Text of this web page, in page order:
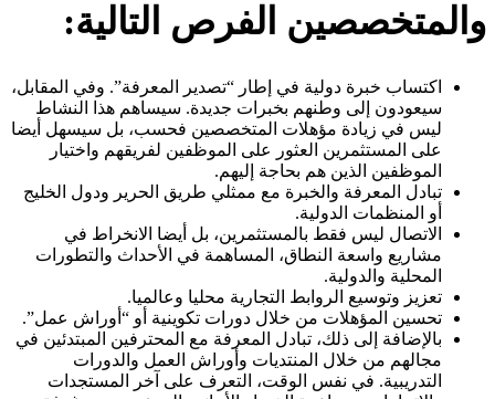
والمتخصصين الفرص التالية:
اكتساب خبرة دولية في إطار “تصدير المعرفة”. وفي المقابل،
سيعودون إلى وطنهم بخبرات جديدة. سيساهم هذا النشاط
ليس في زيادة مؤهلات المتخصصين فحسب، بل سيسهل أيضا
على المستثمرين العثور على الموظفين لفريقهم واختيار
الموظفين الذين هم بحاجة إليهم.
تبادل المعرفة والخبرة مع ممثلي طريق الحرير ودول الخليج
أو المنظمات الدولية.
الاتصال ليس فقط بالمستثمرين، بل أيضا الانخراط في
مشاريع واسعة النطاق، المساهمة في الأحداث والتطورات
المحلية والدولية.
تعزيز وتوسيع الروابط التجارية محليا وعالميا.
تحسين المؤهلات من خلال دورات تكوينية أو “أوراش عمل”.
بالإضافة إلى ذلك، تبادل المعرفة مع المحترفين المبتدئين في
مجالهم من خلال المنتديات وأوراش العمل والدورات
التدريبية. في نفس الوقت، التعرف على آخر المستجدات